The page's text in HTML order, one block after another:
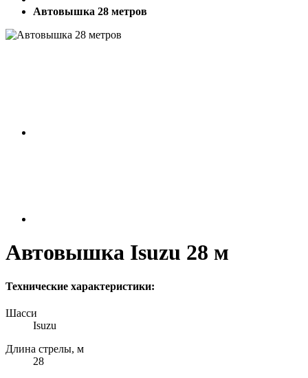
Автовышка 28 метров
Автовышка Isuzu 28 м
Технические характеристики:
Шасси
Isuzu
Длина стрелы, м
28